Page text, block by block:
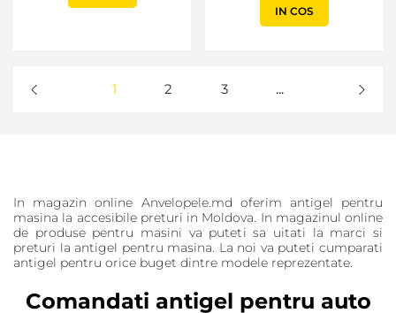
IN COS
1 2 3 ...
In magazin online Anvelopele.md oferim antigel pentru
masina la accesibile preturi in Moldova. In magazinul online
de produse pentru masini va puteti sa uitati la marci si
preturi la antigel pentru masina. La noi va puteti cumparati
antigel pentru orice buget dintre modele reprezentate.
Comandati antigel pentru auto